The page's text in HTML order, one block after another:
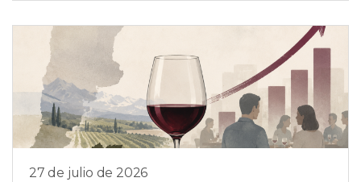
27 de julio de 2026